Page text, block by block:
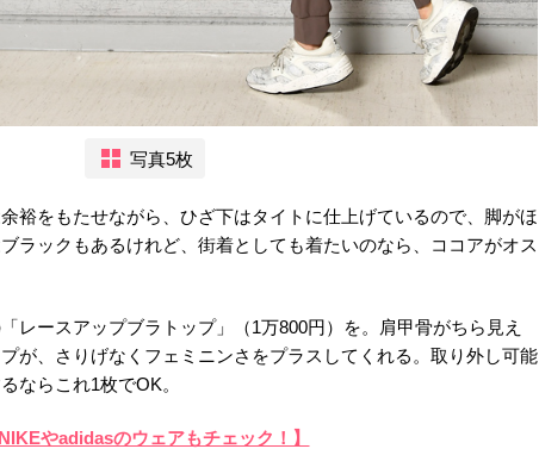
写真5枚
裕をもたせながら、ひざ下はタイトに仕上げているので、脚がほ
ラックもあるけれど、街着としても着たいのなら、ココアがオス
レースアップブラトップ」（1万800円）を。肩甲骨がちら見え
が、さりげなくフェミニンさをプラスしてくれる。取り外し可能
ならこれ1枚でOK。
NIKEやadidasのウェアもチェック！】